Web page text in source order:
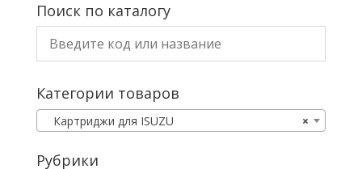
Поиск по каталогу
Категории товаров
×
Картриджи для ISUZU
Рубрики